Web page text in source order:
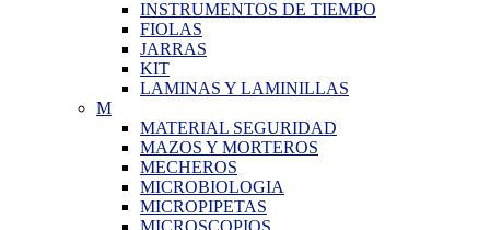
INSTRUMENTOS DE TIEMPO
FIOLAS
JARRAS
KIT
LAMINAS Y LAMINILLAS
M
MATERIAL SEGURIDAD
MAZOS Y MORTEROS
MECHEROS
MICROBIOLOGIA
MICROPIPETAS